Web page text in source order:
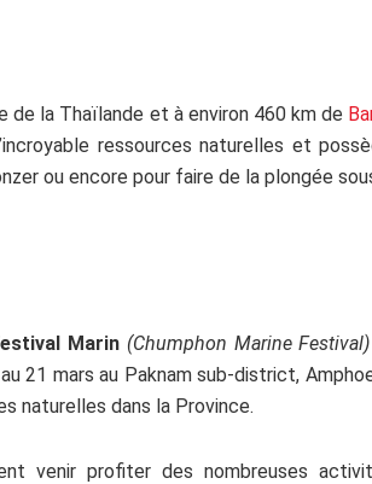
de la Thaïlande et à environ 460 km de
ressources naturelles et
ou encore pour faire de la plongée
Marin (Chumphon Marine Festival)
21 mars au Paknam sub-district,
naturelles dans la Province.
venir profiter des nombreuses